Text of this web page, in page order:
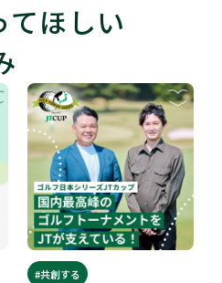
てほしい
#共創する